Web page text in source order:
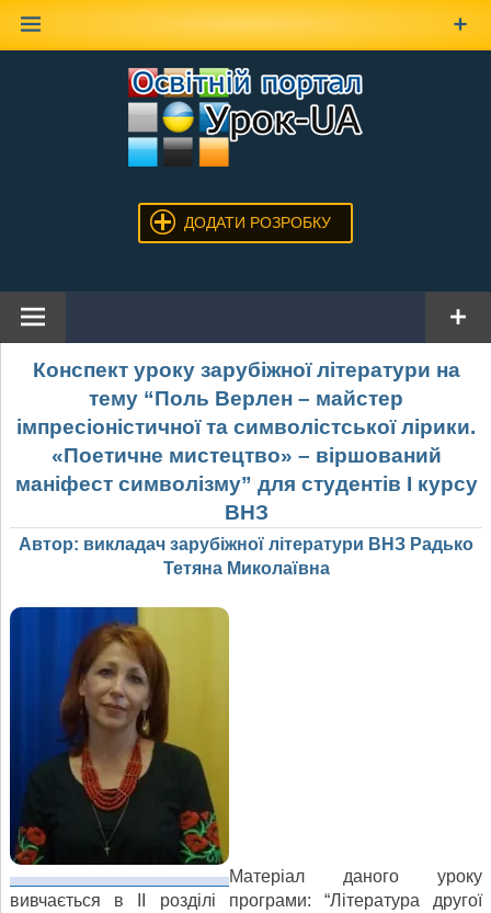
ДОДАТИ РОЗРОБКУ
Конспект уроку зарубіжної літератури на
тему “Поль Верлен – майстер
імпресіоністичної та символістської лірики.
«Поетичне мистецтво» – віршований
маніфест символізму” для студентів І курсу
ВНЗ
Автор: викладач зарубіжної літератури ВНЗ Радько
Тетяна Миколаївна
Матеріал даного уроку
вивчається в ІІ розділі програми: “Література другої